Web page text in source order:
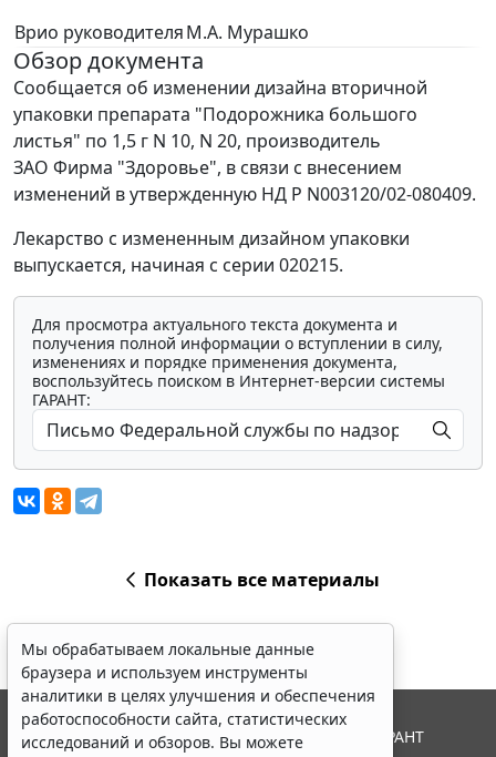
Врио руководителяМ.А. Мурашко
Обзор документа
Сообщается об изменении дизайна вторичной
упаковки препарата "Подорожника большого
листья" по 1,5 г N 10, N 20, производитель
ЗАО Фирма "Здоровье", в связи с внесением
изменений в утвержденную НД Р N003120/02-080409.
Лекарство с измененным дизайном упаковки
выпускается, начиная с серии 020215.
Для просмотра актуального текста документа и
получения полной информации о вступлении в силу,
изменениях и порядке применения документа,
воспользуйтесь поиском в Интернет-версии системы
ГАРАНТ:
Показать все материалы
Мы обрабатываем локальные данные
браузера и используем инструменты
аналитики в целях улучшения и обеспечения
работоспособности сайта, статистических
исследований и обзоров. Вы можете
© ООО "НПП "ГАРАНТ-СЕРВИС", 2026. Система ГАРАНТ